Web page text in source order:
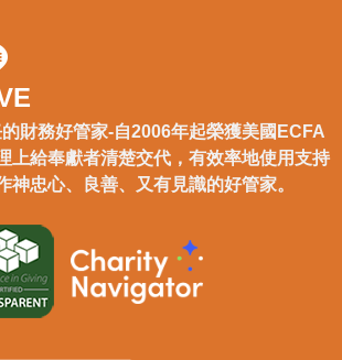
財務好管家-自2006年起榮獲美國ECFA
上給奉獻者清楚交代，有效率地使用支持
神忠心、良善、又有見識的好管家。